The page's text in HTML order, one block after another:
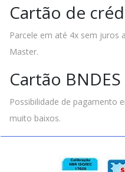
Cartão de
Parcele em até 4x sem juros
Master.
Cartão BNDES
Possibilidade de pagamento
muito baixos.